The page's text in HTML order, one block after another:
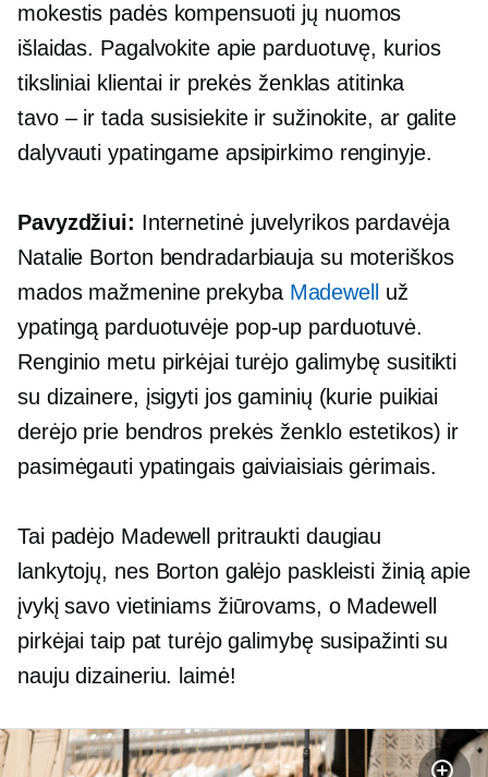
mokestis padės kompensuoti jų nuomos
išlaidas. Pagalvokite apie parduotuvę, kurios
tiksliniai klientai ir prekės ženklas atitinka
tavo – ir tada susisiekite ir sužinokite, ar galite
dalyvauti ypatingame apsipirkimo renginyje.
Pavyzdžiui: Internetinė juvelyrikos pardavėja
Natalie Borton bendradarbiauja su moteriškos
mados mažmenine prekyba Madewell
už
ypatingą parduotuvėje pop-up parduotuvė.
Renginio metu pirkėjai turėjo galimybę susitikti
su dizainere, įsigyti jos gaminių (kurie puikiai
derėjo prie bendros prekės ženklo estetikos) ir
pasimėgauti ypatingais gaiviaisiais gėrimais.
Tai padėjo Madewell pritraukti daugiau
lankytojų, nes Borton galėjo paskleisti žinią apie
įvykį savo vietiniams žiūrovams, o Madewell
pirkėjai taip pat turėjo galimybę susipažinti su
nauju dizaineriu. laimė!